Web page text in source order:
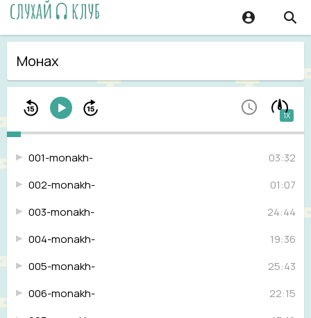
Монах
1X
03:32
001-monakh-
01:07
002-monakh-
24:44
003-monakh-
19:36
004-monakh-
25:43
005-monakh-
22:15
006-monakh-